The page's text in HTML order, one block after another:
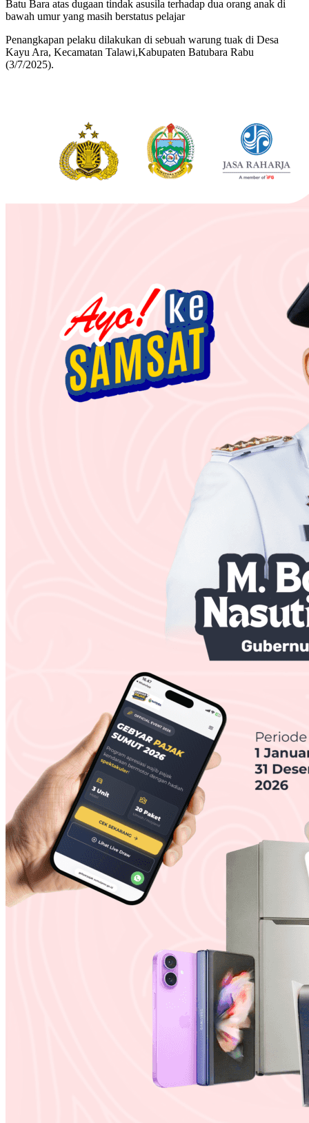
Batu Bara atas dugaan tindak asusila terhadap dua orang anak di
bawah umur yang masih berstatus pelajar
Penangkapan pelaku dilakukan di sebuah warung tuak di Desa
Kayu Ara, Kecamatan Talawi,Kabupaten Batubara Rabu
(3/7/2025).